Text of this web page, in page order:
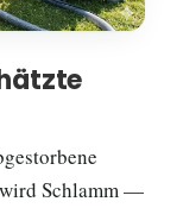
wird Schlamm —